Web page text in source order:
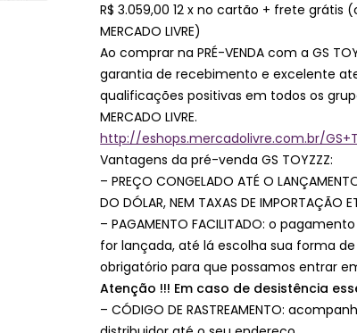
R$ 3.059,00 12 x no cartão + frete
MERCADO LIVRE)
Ao comprar na PRÉ-VENDA com a GS
garantia de recebimento e excelente
qualificações positivas em todos os
MERCADO LIVRE.
http://eshops.mercadolivre.com.br/
Vantagens da pré-venda GS TOYZZZ:
– PREÇO CONGELADO ATÉ O
DO DÓLAR, NEM TAXAS DE IMPORTAÇÃO
– PAGAMENTO FACILITADO: o
for lançada, até lá escolha sua forma
obrigatório para que possamos entrar
Atenção !!! Em caso de desistência
– CÓDIGO DE RASTREAMENTO: